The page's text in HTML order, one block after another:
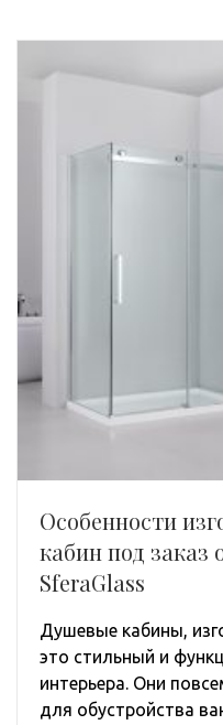
Особенности
кабин под заказ
SferaGlass
Душевые кабины,
это стильный и
интерьера. Они
для обустройства